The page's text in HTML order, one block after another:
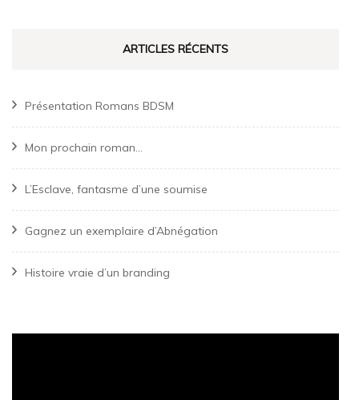
ARTICLES RÉCENTS
Présentation Romans BDSM
Mon prochain roman…
L’Esclave, fantasme d’une soumise
Gagnez un exemplaire d’Abnégation
Histoire vraie d’un branding